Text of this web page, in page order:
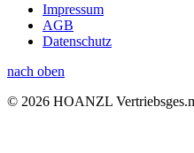
Impressum
AGB
Datenschutz
nach oben
© 2026 HOANZL